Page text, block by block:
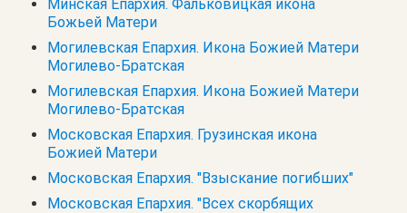
Минская Епархия. Фальковицкая икона
Божьей Матери
Могилевская Епархия. Икона Божией Матери
Могилево-Братская
Могилевская Епархия. Икона Божией Матери
Могилево-Братская
Московская Епархия. Грузинская икона
Божией Матери
Московская Епархия. "Взыскание погибших"
Московская Епархия. "Всех скорбящих